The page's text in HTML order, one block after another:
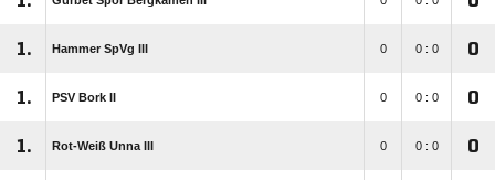
1. Hammer SpVg III 0 0 : 0 0
1. PSV Bork II 0 0 : 0 0
1. Rot-Weiß Unna III 0 0 : 0 0